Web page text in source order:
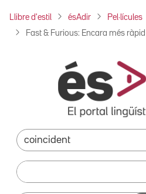
Llibre d'estil ésAdir Pel·lícules
Fast & Furious: Encara més ràpid